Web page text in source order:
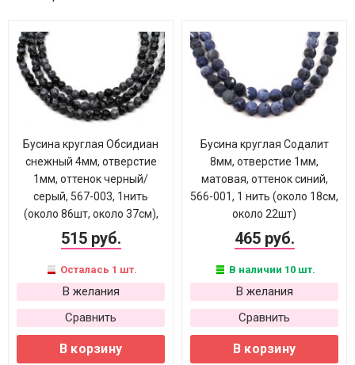
Бусина круглая Обсидиан
снежный 4мм, отверстие
1мм, оттенок черный/
серый, 567-003, 1нить
(около 86шт, около 37см),
515 руб.
Осталась 1 шт.
В желания
Сравнить
В корзину
Бусина круглая Содалит
8мм, отверстие 1мм,
матовая, оттенок синий,
566-001, 1 нить (около 18см,
около 22шт)
465 руб.
В наличии 10 шт.
В желания
Сравнить
В корзину